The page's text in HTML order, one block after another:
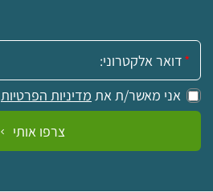
אימייל:
אני מאשר/ת את מדיניות הפרטיות
צרפו אותי